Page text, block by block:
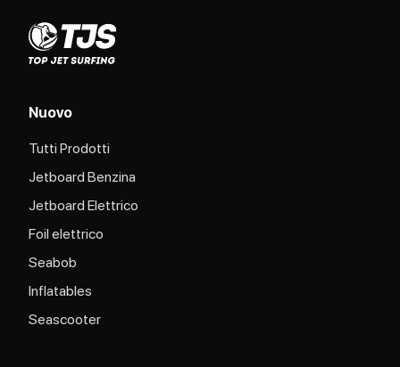
Nuovo
Tutti Prodotti
Jetboard Benzina
Jetboard Elettrico
Foil elettrico
Seabob
Inflatables
Seascooter